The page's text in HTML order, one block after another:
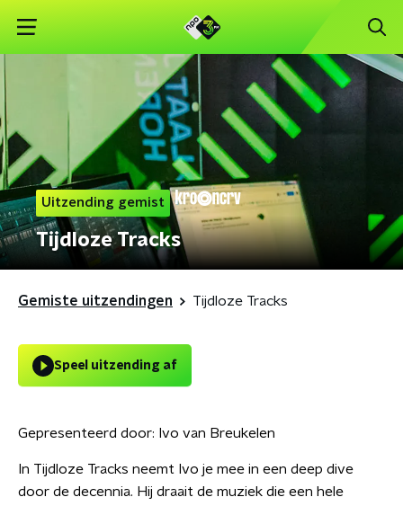
Uitzending gemist
Tijdloze Tracks
Gemiste uitzendingen Tijdloze Tracks
Speel uitzending af
Gepresenteerd door: Ivo van Breukelen
In Tijdloze Tracks neemt Ivo je mee in een deep dive
door de decennia. Hij draait de muziek die een hele